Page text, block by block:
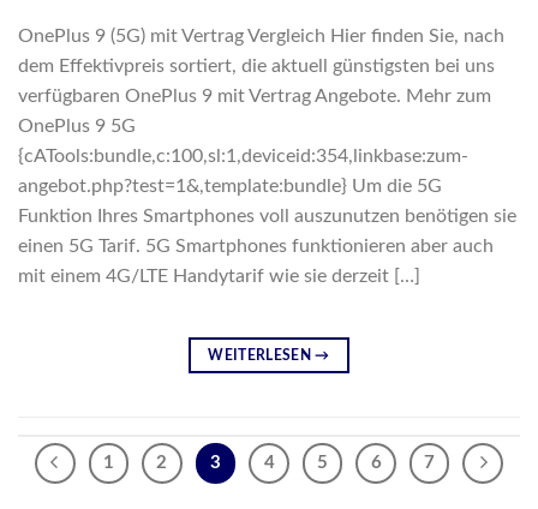
OnePlus 9 (5G) mit Vertrag Vergleich Hier finden Sie, nach
dem Effektivpreis sortiert, die aktuell günstigsten bei uns
verfügbaren OnePlus 9 mit Vertrag Angebote. Mehr zum
OnePlus 9 5G
{cATools:bundle,c:100,sl:1,deviceid:354,linkbase:zum-
angebot.php?test=1&,template:bundle} Um die 5G
Funktion Ihres Smartphones voll auszunutzen benötigen sie
einen 5G Tarif. 5G Smartphones funktionieren aber auch
mit einem 4G/LTE Handytarif wie sie derzeit […]
WEITERLESEN→
1 2 3 4 5 6 7